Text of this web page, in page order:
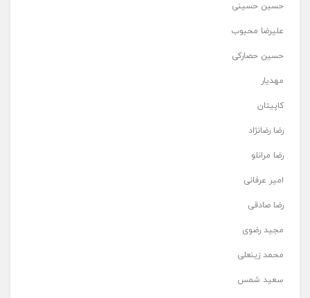
حسین حسینی
علیرضا محبوب
حسین حصارکی
مهدیار
کاپیتان
رضا رضانژاد
رضا مرانلو
امیر عرفانی
رضا صادقی
مجید رضوی
محمد زینعلی
سعید شمس